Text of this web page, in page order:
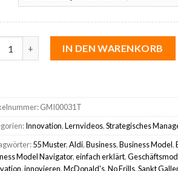
IN DEN WARENKORB
GMI00031T
Innovation,Lernvideos,Strategisches
55 Muster,Aldi,Business,Business Model,
Model Navigator,einfach erklärt,
,innovieren,McDonald's,No Frills,Sankt